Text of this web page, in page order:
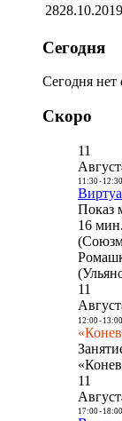
2828.10.2019
Сегодня
Сегодня нет
Скоро
11
11:30- 12:30
Показ
16
11
12:00- 13:00
11
17:00- 18:00